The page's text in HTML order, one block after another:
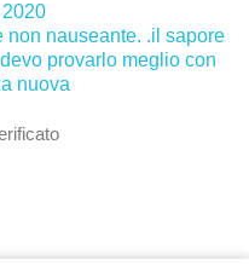
non nauseante. .il sapore
provarlo meglio con
nuova